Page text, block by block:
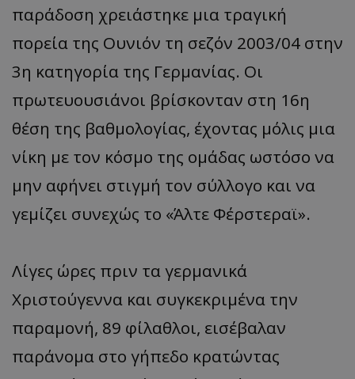
παράδοση χρειάστηκε μια τραγική
πορεία της Ουνιόν τη σεζόν 2003/04 στην
3η κατηγορία της Γερμανίας. Οι
πρωτευουσιάνοι βρίσκονταν στη 16η
θέση της βαθμολογίας, έχοντας μόλις μια
νίκη με τον κόσμο της ομάδας ωστόσο να
μην αφήνει στιγμή τον σύλλογο και να
γεμίζει συνεχώς το «Άλτε Φέρστεραϊ».
Λίγες ώρες πριν τα γερμανικά
Χριστούγεννα και συγκεκριμένα την
παραμονή, 89 φίλαθλοι, εισέβαλαν
παράνομα στο γήπεδο κρατώντας